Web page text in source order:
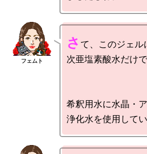
さ て、このジェル
次亜塩素酸水だけ
希釈用水に水晶・